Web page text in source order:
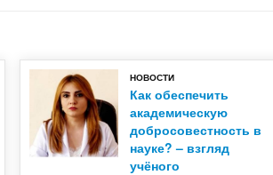
НОВОСТИ
Как обеспечить
академическую
добросовестность в
науке? – взгляд
учёного